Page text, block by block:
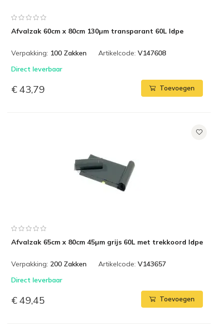
Afvalzak 60cm x 80cm 130µm transparant 60L ldpe
Verpakking: 100 Zakken Artikelcode: V147608
Direct leverbaar
€ 43,79 Toevoegen
Afvalzak 65cm x 80cm 45µm grijs 60L met trekkoord ldpe
Verpakking: 200 Zakken Artikelcode: V143657
Direct leverbaar
€ 49,45 Toevoegen